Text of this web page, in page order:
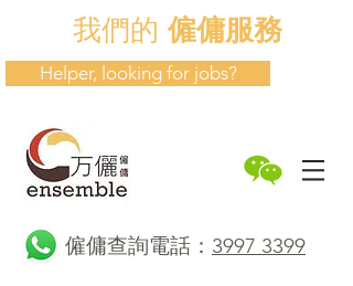
我們的僱傭服務
Helper, looking for jobs?
​僱傭查詢電話： 3997 3399